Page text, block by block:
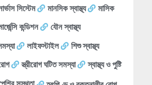
সিস্টেম
মানসিক স্বাস্থ্য
মাসিক
কন্ডিশন
যৌন স্বাস্থ্য
লাইফস্টাইল
শিশু স্বাস্থ্য
স্ত্রীরোগ ঘটিত সমস্যা
স্বাস্থ্য ও পুষ্টি